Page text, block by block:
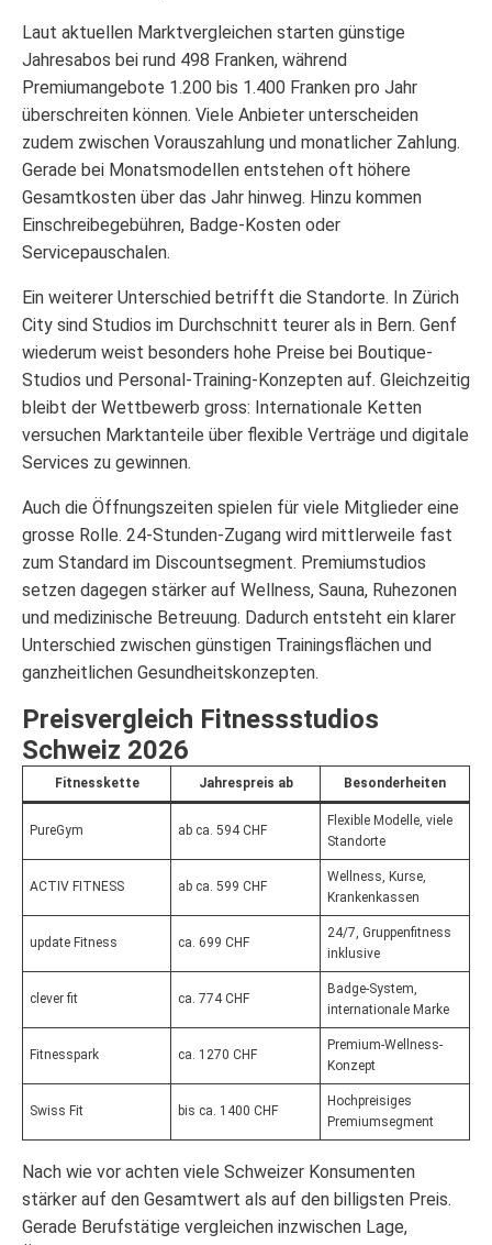
Laut aktuellen Marktvergleichen starten günstige
Jahresabos bei rund 498 Franken, während
Premiumangebote 1.200 bis 1.400 Franken pro Jahr
überschreiten können. Viele Anbieter unterscheiden
zudem zwischen Vorauszahlung und monatlicher Zahlung.
Gerade bei Monatsmodellen entstehen oft höhere
Gesamtkosten über das Jahr hinweg. Hinzu kommen
Einschreibegebühren, Badge-Kosten oder
Servicepauschalen.
Ein weiterer Unterschied betrifft die Standorte. In Zürich
City sind Studios im Durchschnitt teurer als in Bern. Genf
wiederum weist besonders hohe Preise bei Boutique-
Studios und Personal-Training-Konzepten auf. Gleichzeitig
bleibt der Wettbewerb gross: Internationale Ketten
versuchen Marktanteile über flexible Verträge und digitale
Services zu gewinnen.
Auch die Öffnungszeiten spielen für viele Mitglieder eine
grosse Rolle. 24-Stunden-Zugang wird mittlerweile fast
zum Standard im Discountsegment. Premiumstudios
setzen dagegen stärker auf Wellness, Sauna, Ruhezonen
und medizinische Betreuung. Dadurch entsteht ein klarer
Unterschied zwischen günstigen Trainingsflächen und
ganzheitlichen Gesundheitskonzepten.
Preisvergleich Fitnessstudios
Schweiz 2026
Fitnesskette Jahrespreis ab Besonderheiten
PureGym ab ca. 594 CHF
Flexible Modelle, viele
Standorte
ACTIV FITNESS ab ca. 599 CHF
Wellness, Kurse,
Krankenkassen
update Fitness ca. 699 CHF
24/7, Gruppenfitness
inklusive
clever fit ca. 774 CHF
Badge-System,
internationale Marke
Fitnesspark ca. 1270 CHF
Premium-Wellness-
Konzept
Swiss Fit bis ca. 1400 CHF
Hochpreisiges
Premiumsegment
Nach wie vor achten viele Schweizer Konsumenten
stärker auf den Gesamtwert als auf den billigsten Preis.
Gerade Berufstätige vergleichen inzwischen Lage,